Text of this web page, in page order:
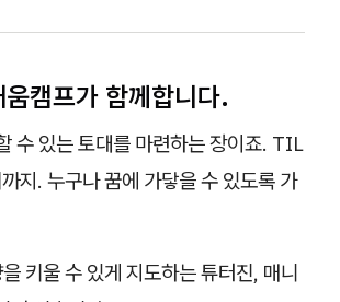
캠프가 함께합니다.
수 있는 토대를 마련하는 장이죠. TIL
지. 누구나 꿈에 가닿을 수 있도록 가
키울 수 있게 지도하는 튜터진, 매니